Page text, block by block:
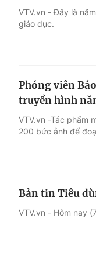
VTV.vn - Đây là
giáo dục.
Phóng viên
truyền hình
VTV.vn -Tác phẩm
200 bức ảnh để
Bản tin Tiêu
VTV.vn - Hôm nay